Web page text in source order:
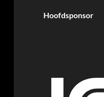
Hoofdsponsor